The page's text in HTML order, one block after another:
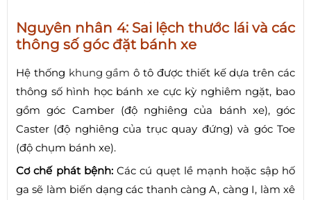
Nguyên nhân 4: Sai lệch thước lái và các
thông số góc đặt bánh xe
Hệ thống khung gầm ô tô được thiết kế dựa trên các
thông số hình học bánh xe cực kỳ nghiêm ngặt, bao
gồm góc Camber (độ nghiêng của bánh xe), góc
Caster (độ nghiêng của trục quay đứng) và góc Toe
(độ chụm bánh xe).
Cơ chế phát bệnh:Các cú quẹt lề mạnh hoặc sập hố
ga sẽ làm biến dạng các thanh càng A, càng I, làm xê